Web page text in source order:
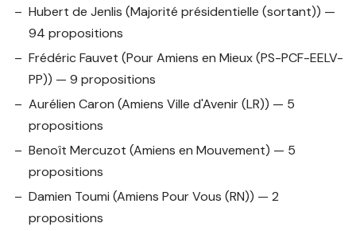
Hubert de Jenlis (Majorité présidentielle (sortant)) —
94 propositions
Frédéric Fauvet (Pour Amiens en Mieux (PS-PCF-EELV-
PP)) — 9 propositions
Aurélien Caron (Amiens Ville d'Avenir (LR)) — 5
propositions
Benoît Mercuzot (Amiens en Mouvement) — 5
propositions
Damien Toumi (Amiens Pour Vous (RN)) — 2
propositions